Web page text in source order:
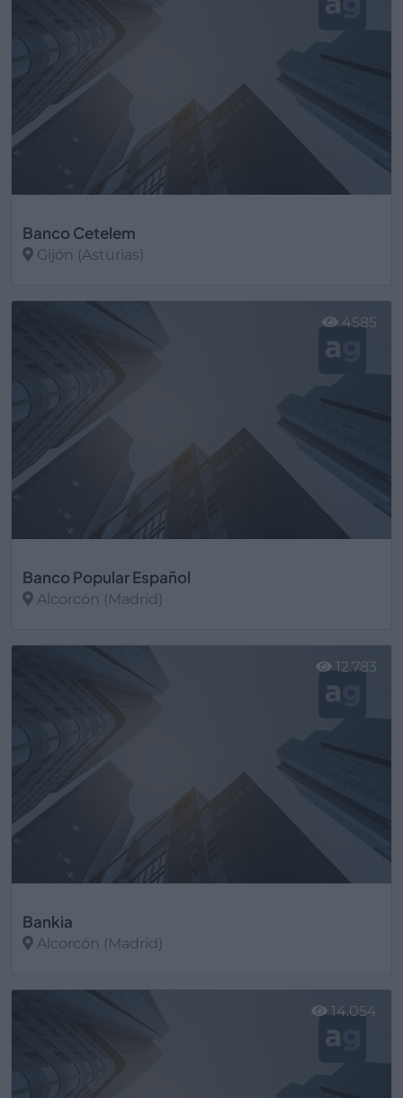
Banco Cetelem
Gijón (Asturias)
Banco Popular Español
Alcorcón (Madrid)
4585
Bankia
Alcorcón (Madrid)
12.783
14.054